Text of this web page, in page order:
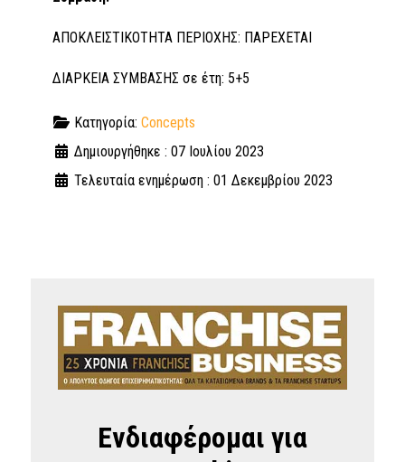
ΑΠΟΚΛΕΙΣΤΙΚΟΤΗΤΑ ΠΕΡΙΟΧΗΣ: ΠΑΡΕΧΕΤΑΙ
ΔΙΑΡΚΕΙΑ ΣΥΜΒΑΣΗΣ σε έτη: 5+5
Κατηγορία: Concepts
Δημιουργήθηκε : 07 Ιουλίου 2023
Τελευταία ενημέρωση : 01 Δεκεμβρίου 2023
Ενδιαφέρομαι για